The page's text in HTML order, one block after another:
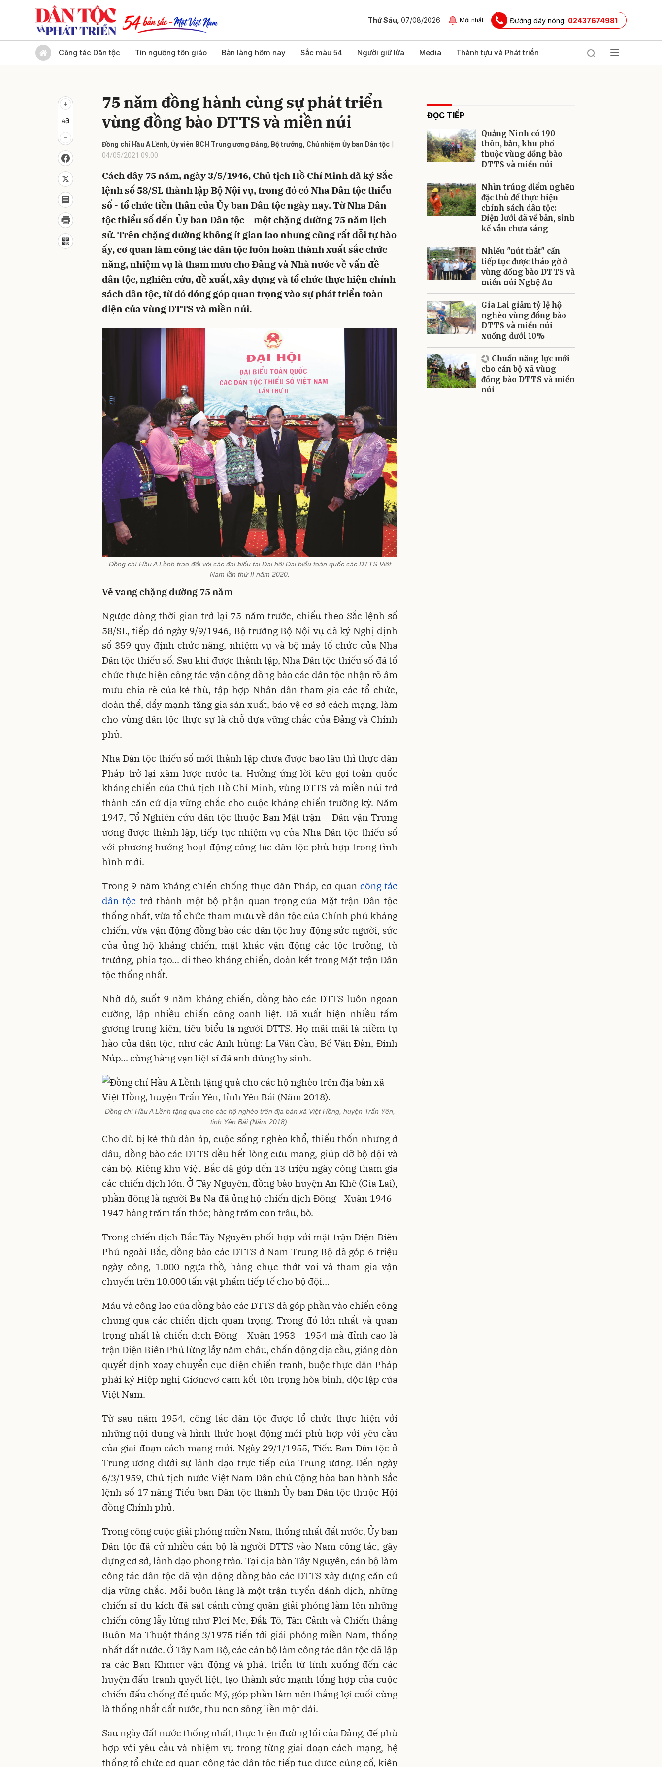
Thứ Sáu, 07/08/2026 Mới nhất Đường dây nóng: 02437674981
Công tác Dân tộc Tín ngưỡng tôn giáo Bản làng hôm nay Sắc màu 54 Người giữ lửa Media Thành tựu và Phát triển
75 năm đồng hành cùng sự phát triển
vùng đồng bào DTTS và miền núi
Đồng chí Hầu A Lềnh, Ủy viên BCH Trung ương Đảng, Bộ trưởng, Chủ nhiệm Ủy ban Dân tộc
04/05/2021 09:00
Cách đây 75 năm, ngày 3/5/1946, Chủ tịch Hồ Chí Minh đã ký Sắc
lệnh số 58/SL thành lập Bộ Nội vụ, trong đó có Nha Dân tộc thiểu
số - tổ chức tiền thân của Ủy ban Dân tộc ngày nay. Từ Nha Dân
tộc thiểu số đến Ủy ban Dân tộc – một chặng đường 75 năm lịch
sử. Trên chặng đường không ít gian lao nhưng cũng rất đỗi tự hào
ấy, cơ quan làm công tác dân tộc luôn hoàn thành xuất sắc chức
năng, nhiệm vụ là tham mưu cho Đảng và Nhà nước về vấn đề
dân tộc, nghiên cứu, đề xuất, xây dựng và tổ chức thực hiện chính
sách dân tộc, từ đó đóng góp quan trọng vào sự phát triển toàn
diện của vùng DTTS và miền núi.
Đồng chí Hầu A Lềnh trao đổi với các đại biểu tại Đại hội Đại biểu toàn quốc các DTTS Việt
Nam lần thứ II năm 2020.
Vẻ vang chặng đường 75 năm
Ngược dòng thời gian trở lại 75 năm trước, chiếu theo Sắc lệnh số
58/SL, tiếp đó ngày 9/9/1946, Bộ trưởng Bộ Nội vụ đã ký Nghị định
số 359 quy định chức năng, nhiệm vụ và bộ máy tổ chức của Nha
Dân tộc thiểu số. Sau khi được thành lập, Nha Dân tộc thiểu số đã tổ
chức thực hiện công tác vận động đồng bào các dân tộc nhận rõ âm
mưu chia rẽ của kẻ thù, tập hợp Nhân dân tham gia các tổ chức,
đoàn thể, đẩy mạnh tăng gia sản xuất, bảo vệ cơ sở cách mạng, làm
cho vùng dân tộc thực sự là chỗ dựa vững chắc của Đảng và Chính
phủ.
Nha Dân tộc thiểu số mới thành lập chưa được bao lâu thì thực dân
Pháp trở lại xâm lược nước ta. Hưởng ứng lời kêu gọi toàn quốc
kháng chiến của Chủ tịch Hồ Chí Minh, vùng DTTS và miền núi trở
thành căn cứ địa vững chắc cho cuộc kháng chiến trường kỳ. Năm
1947, Tổ Nghiên cứu dân tộc thuộc Ban Mặt trận – Dân vận Trung
ương được thành lập, tiếp tục nhiệm vụ của Nha Dân tộc thiểu số
với phương hướng hoạt động công tác dân tộc phù hợp trong tình
hình mới.
Trong 9 năm kháng chiến chống thực dân Pháp, cơ quan công tác
dân tộc trở thành một bộ phận quan trọng của Mặt trận Dân tộc
thống nhất, vừa tổ chức tham mưu về dân tộc của Chính phủ kháng
chiến, vừa vận động đồng bào các dân tộc huy động sức người, sức
của ủng hộ kháng chiến, mặt khác vận động các tộc trưởng, tù
trưởng, phìa tạo... đi theo kháng chiến, đoàn kết trong Mặt trận Dân
tộc thống nhất.
Nhờ đó, suốt 9 năm kháng chiến, đồng bào các DTTS luôn ngoan
cường, lập nhiều chiến công oanh liệt. Đã xuất hiện nhiều tấm
gương trung kiên, tiêu biểu là người DTTS. Họ mãi mãi là niềm tự
hào của dân tộc, như các Anh hùng: La Văn Cầu, Bế Văn Đàn, Đinh
Núp... cùng hàng vạn liệt sĩ đã anh dũng hy sinh.
Đồng chí Hầu A Lềnh tặng quà cho các hộ nghèo trên địa bàn xã Việt Hồng, huyện Trấn Yên,
tỉnh Yên Bái (Năm 2018).
Cho dù bị kẻ thù đàn áp, cuộc sống nghèo khổ, thiếu thốn nhưng ở
đâu, đồng bào các DTTS đều hết lòng cưu mang, giúp đỡ bộ đội và
cán bộ. Riêng khu Việt Bắc đã góp đến 13 triệu ngày công tham gia
các chiến dịch lớn. Ở Tây Nguyên, đồng bào huyện An Khê (Gia Lai),
phần đông là người Ba Na đã ủng hộ chiến dịch Đông - Xuân 1946 -
1947 hàng trăm tấn thóc; hàng trăm con trâu, bò.
Trong chiến dịch Bắc Tây Nguyên phối hợp với mặt trận Điện Biên
Phủ ngoài Bắc, đồng bào các DTTS ở Nam Trung Bộ đã góp 6 triệu
ngày công, 1.000 ngựa thồ, hàng chục thớt voi và tham gia vận
chuyển trên 10.000 tấn vật phẩm tiếp tế cho bộ đội…
Máu và công lao của đồng bào các DTTS đã góp phần vào chiến công
chung qua các chiến dịch quan trọng. Trong đó lớn nhất và quan
trọng nhất là chiến dịch Đông - Xuân 1953 - 1954 mà đỉnh cao là
trận Điện Biên Phủ lừng lẫy năm châu, chấn động địa cầu, giáng đòn
quyết định xoay chuyển cục diện chiến tranh, buộc thực dân Pháp
phải ký Hiệp nghị Giơnevơ cam kết tôn trọng hòa bình, độc lập của
Việt Nam.
Từ sau năm 1954, công tác dân tộc được tổ chức thực hiện với
những nội dung và hình thức hoạt động mới phù hợp với yêu cầu
của giai đoạn cách mạng mới. Ngày 29/1/1955, Tiểu Ban Dân tộc ở
Trung ương dưới sự lãnh đạo trực tiếp của Trung ương. Đến ngày
6/3/1959, Chủ tịch nước Việt Nam Dân chủ Cộng hòa ban hành Sắc
lệnh số 17 nâng Tiểu ban Dân tộc thành Ủy ban Dân tộc thuộc Hội
đồng Chính phủ.
Trong công cuộc giải phóng miền Nam, thống nhất đất nước, Ủy ban
Dân tộc đã cử nhiều cán bộ là người DTTS vào Nam công tác, gây
dựng cơ sở, lãnh đạo phong trào. Tại địa bàn Tây Nguyên, cán bộ làm
công tác dân tộc đã vận động đồng bào các DTTS xây dựng căn cứ
địa vững chắc. Mỗi buôn làng là một trận tuyến đánh địch, những
chiến sĩ du kích đã sát cánh cùng quân giải phóng làm lên những
chiến công lẫy lừng như Plei Me, Đắk Tô, Tân Cảnh và Chiến thắng
Buôn Ma Thuột tháng 3/1975 tiến tới giải phóng miền Nam, thống
nhất đất nước. Ở Tây Nam Bộ, các cán bộ làm công tác dân tộc đã lập
ra các Ban Khmer vận động và phát triển từ tỉnh xuống đến các
huyện đấu tranh quyết liệt, tạo thành sức mạnh tổng hợp của cuộc
chiến đấu chống đế quốc Mỹ, góp phần làm nên thắng lợi cuối cùng
là thống nhất đất nước, thu non sông liền một dải.
Sau ngày đất nước thống nhất, thực hiện đường lối của Đảng, để phù
hợp với yêu cầu và nhiệm vụ trong từng giai đoạn cách mạng, hệ
thống tổ chức cơ quan công tác dân tộc tiếp tục được củng cố, kiện
ĐỌC TIẾP
Quảng Ninh có 190
thôn, bản, khu phố
thuộc vùng đồng bào
DTTS và miền núi
Nhìn trúng điểm nghẽn
đặc thù để thực hiện
chính sách dân tộc:
Điện lưới đã về bản, sinh
kế vẫn chưa sáng
Nhiều "nút thắt" cần
tiếp tục được tháo gỡ ở
vùng đồng bào DTTS và
miền núi Nghệ An
Gia Lai giảm tỷ lệ hộ
nghèo vùng đồng bào
DTTS và miền núi
xuống dưới 10%
Chuẩn năng lực mới
cho cán bộ xã vùng
đồng bào DTTS và miền
núi
Gửi bình luận
Gửi